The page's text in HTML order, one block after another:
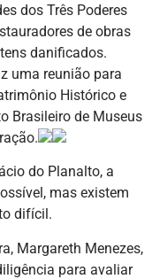
dos Três Poderes
de obras
danificados.
uma reunião para
Histórico e
Brasileiro de Museus
do Planalto, a
mas existem
difícil.
Margareth Menezes,
para avaliar